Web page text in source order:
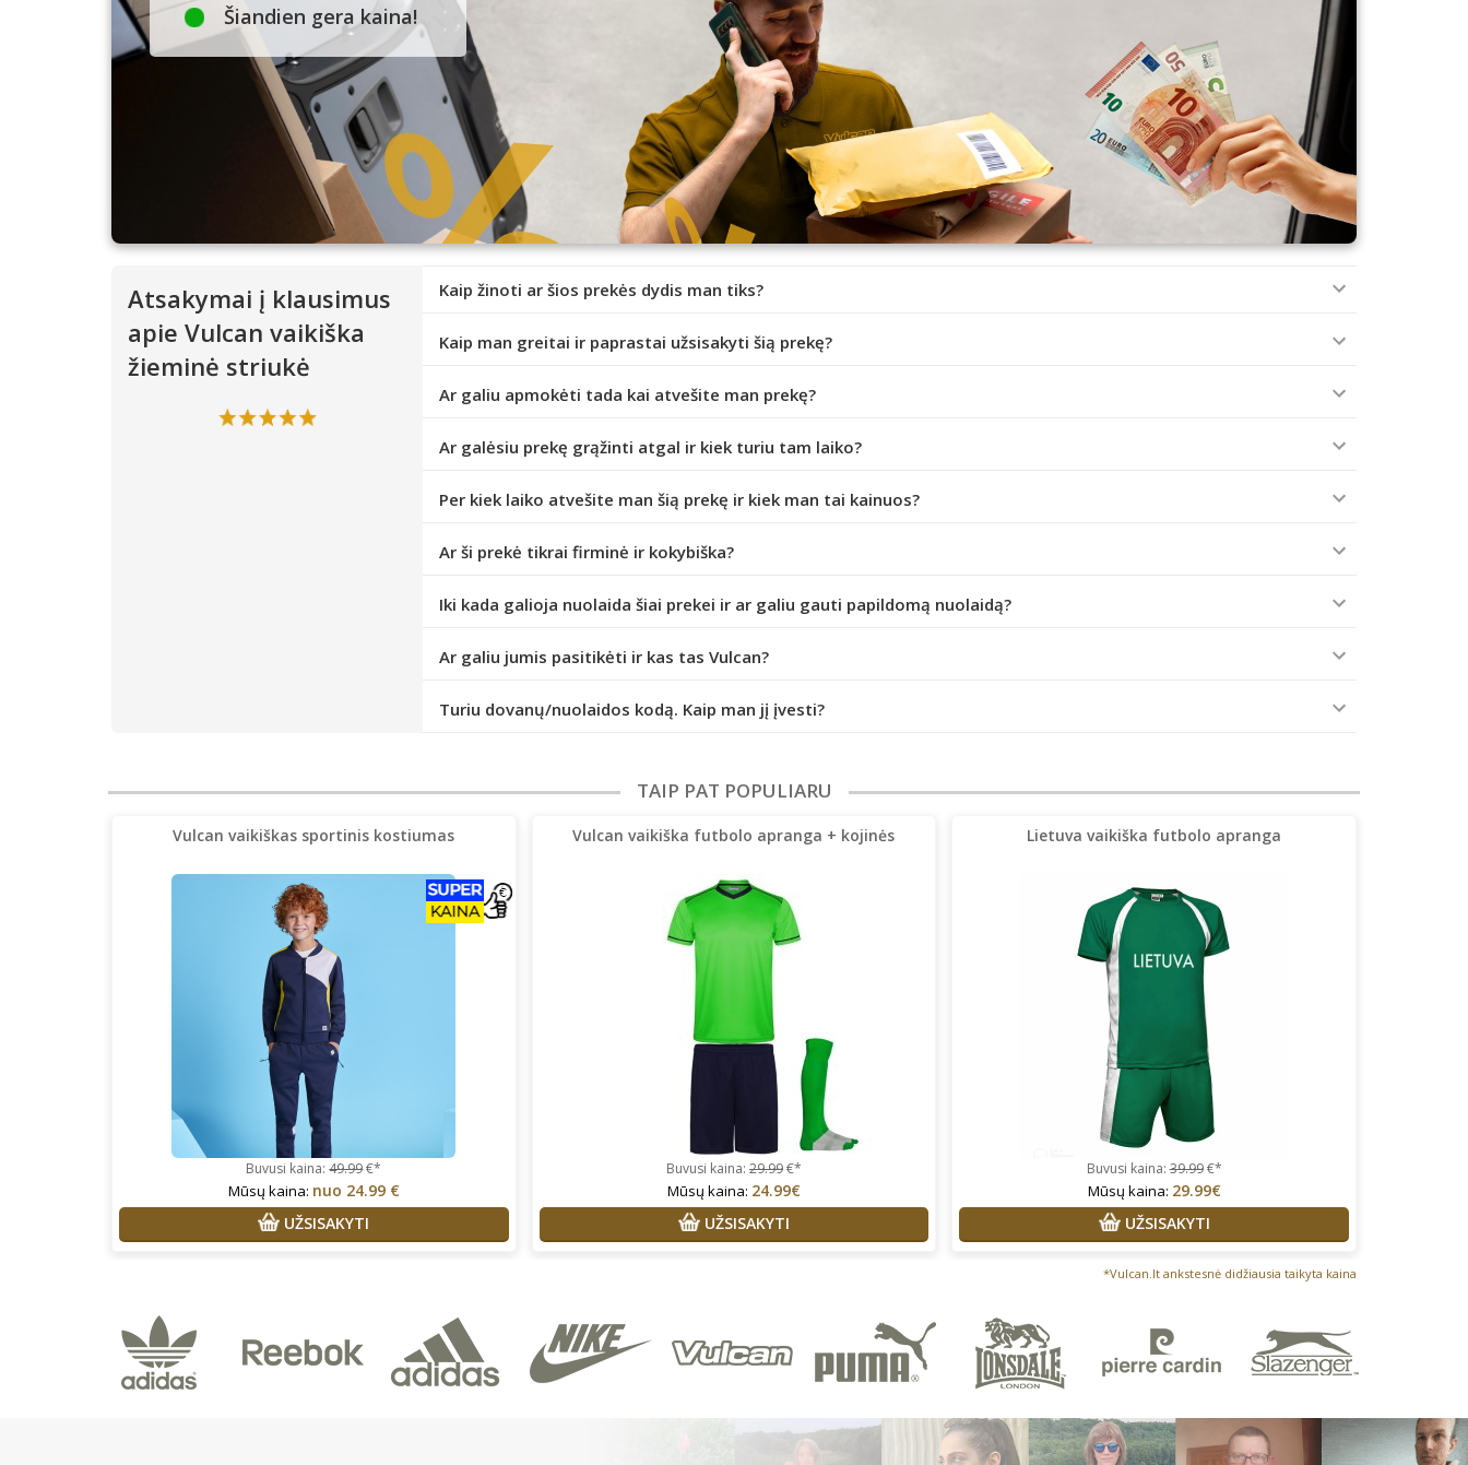
Šiandien gera kaina!
Atsakymai į klausimus
apie Vulcan vaikiška
žieminė striukė
Kaip žinoti ar šios prekės dydis man tiks?
Kaip man greitai ir paprastai užsisakyti šią prekę?
Ar galiu apmokėti tada kai atvešite man prekę?
Ar galėsiu prekę grąžinti atgal ir kiek turiu tam laiko?
Per kiek laiko atvešite man šią prekę ir kiek man tai kainuos?
Ar ši prekė tikrai firminė ir kokybiška?
Iki kada galioja nuolaida šiai prekei ir ar galiu gauti papildomą nuolaidą?
Ar galiu jumis pasitikėti ir kas tas Vulcan?
Turiu dovanų/nuolaidos kodą. Kaip man jį įvesti?
TAIP PAT POPULIARU
Vulcan vaikiškas sportinis kostiumas
Buvusi kaina:49.99€*
Mūsų kaina: nuo 24.99 €
UŽSISAKYTI
Vulcan vaikiška futbolo apranga + kojinės
Buvusi kaina: 29.99€*
Mūsų kaina: 24.99€
UŽSISAKYTI
Lietuva vaikiška futbolo apranga
Buvusi kaina:39.99€*
Mūsų kaina: 29.99€
UŽSISAKYTI
*Vulcan.lt ankstesnė didžiausia taikyta kaina